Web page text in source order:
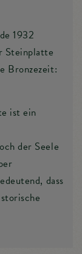
1932
Steinplatte
Bronzezeit:
ist ein
der Seele
dass